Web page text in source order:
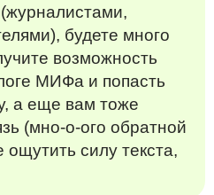
будете много
возможность
МИФа и попасть
а еще вам тоже
(мно-о-ого обратной
ощутить силу текста,